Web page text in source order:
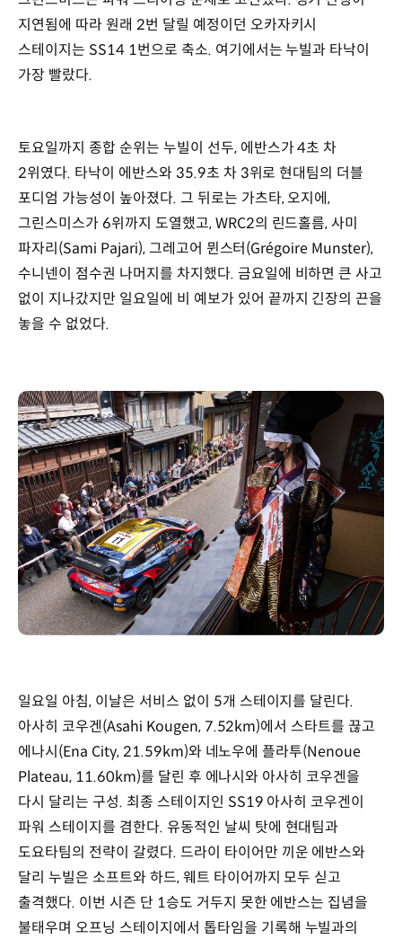
지연됨에 따라 원래 2번 달릴 예정이던 오카자키시
스테이지는 SS14 1번으로 축소. 여기에서는 누빌과 타낙이
가장 빨랐다.
토요일까지 종합 순위는 누빌이 선두, 에반스가 4초 차
2위였다. 타낙이 에반스와 35.9초 차 3위로 현대팀의 더블
포디엄 가능성이 높아졌다. 그 뒤로는 가츠타, 오지에,
그린스미스가 6위까지 도열했고, WRC2의 린드홀름, 사미
파자리(Sami Pajari), 그레고어 뮌스터(Grégoire Munster),
수니넨이 점수권 나머지를 차지했다. 금요일에 비하면 큰 사고
없이 지나갔지만 일요일에 비 예보가 있어 끝까지 긴장의 끈을
놓을 수 없었다.
일요일 아침, 이날은 서비스 없이 5개 스테이지를 달린다.
아사히 코우겐(Asahi Kougen, 7.52km)에서 스타트를 끊고
에나시(Ena City, 21.59km)와 네노우에 플라투(Nenoue
Plateau, 11.60km)를 달린 후 에나시와 아사히 코우겐을
다시 달리는 구성. 최종 스테이지인 SS19 아사히 코우겐이
파워 스테이지를 겸한다. 유동적인 날씨 탓에 현대팀과
도요타팀의 전략이 갈렸다. 드라이 타이어만 끼운 에반스와
달리 누빌은 소프트와 하드, 웨트 타이어까지 모두 싣고
출격했다. 이번 시즌 단 1승도 거두지 못한 에반스는 집념을
불태우며 오프닝 스테이지에서 톱타임을 기록해 누빌과의